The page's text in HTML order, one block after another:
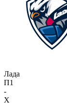
Лада
П1
-
X